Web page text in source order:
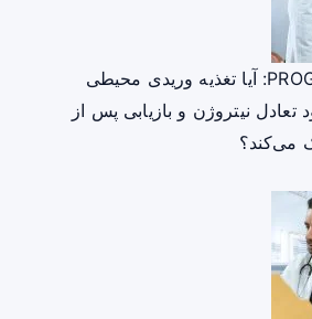
طرح‌آزمایی PROGAIN: آیا تغذیه وریدی محیطی
تعادل نیتروژن و بازیابی پس از
می‌کند؟